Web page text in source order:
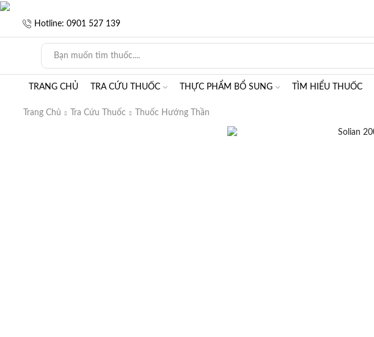
Hotline: 0901 527 139
input
TRANG CHỦ TRA CỨU THUỐC THỰC PHẨM BỔ SUNG TÌM HIỂU THUỐC
Trang Chủ Tra Cứu Thuốc Thuốc Hướng Thần